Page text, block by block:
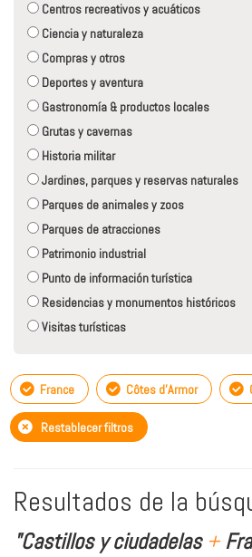
Centros recreativos y acuáticos
Ciencia y naturaleza
Compras y otros
Deportes y aventura
Gastronomía & productos locales
Grutas y cavernas
Historia militar
Jardines, parques y reservas naturales
Parques de animales y zoos
Parques de atracciones
Patrimonio industrial
Punto de información turística
Residencias y monumentos históricos
Visitas turísticas
France Côtes d'Armor
Restablecer filtros
Resultados de la
"Castillos y ciudadelas +